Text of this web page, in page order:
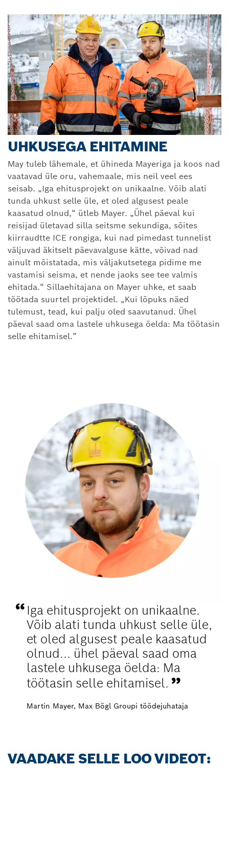
UHKUSEGA EHITAMINE
May tuleb lähemale, et ühineda Mayeriga ja koos nad
vaatavad üle oru, vahemaale, mis neil veel ees
seisab. „Iga ehitusprojekt on unikaalne. Võib alati
tunda uhkust selle üle, et oled algusest peale
kaasatud olnud,“ ütleb Mayer. „Ühel päeval kui
reisijad ületavad silla seitsme sekundiga, sõites
kiirraudtte ICE rongiga, kui nad pimedast tunnelist
väljuvad äkitselt päevavalguse kätte, võivad nad
ainult mõistatada, mis väljakutsetega pidime me
vastamisi seisma, et nende jaoks see tee valmis
ehitada.“ Sillaehitajana on Mayer uhke, et saab
töötada suurtel projektidel. „Kui lõpuks näed
tulemust, tead, kui palju oled saavutanud. Ühel
päeval saad oma lastele uhkusega öelda: Ma töötasin
selle ehitamisel.”
Iga ehitusprojekt on unikaalne.
Võib alati tunda uhkust selle üle,
et oled algusest peale kaasatud
olnud... ühel päeval saad oma
lastele uhkusega öelda: Ma
töötasin selle ehitamisel.
Martin Mayer, Max Bögl Groupi töödejuhataja
VAADAKE SELLE LOO VIDEOT: